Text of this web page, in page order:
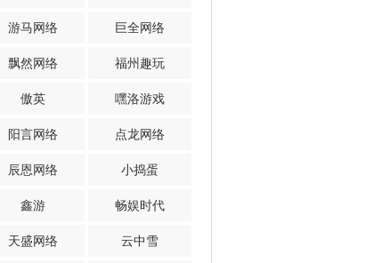
游马网络 巨全网络
飘然网络 福州趣玩
傲英 嘿洛游戏
阳言网络 点龙网络
辰恩网络 小捣蛋
鑫游 畅娱时代
天盛网络 云中雪